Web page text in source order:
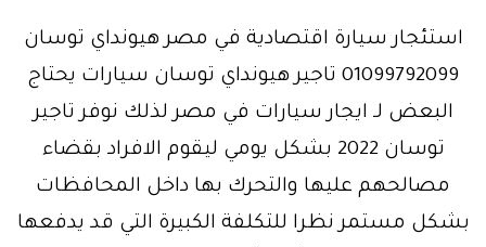
استئجار سيارة اقتصادية في مصر هيونداي توسان
01099792099 تاجير هيونداي توسان سيارات يحتاج
البعض لـ ايجار سيارات في مصر لذلك نوفر تاجير
توسان 2022 بشكل يومي ليقوم الافراد بقضاء
مصالحهم عليها والتحرك بها داخل المحافظات
بشكل مستمر نظرا للتكلفة الكبيرة التي قد يدفعها